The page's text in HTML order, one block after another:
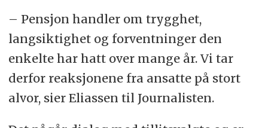
– Pensjon handler om trygghet,
langsiktighet og forventninger den
enkelte har hatt over mange år. Vi tar
derfor reaksjonene fra ansatte på stort
alvor, sier Eliassen til Journalisten.